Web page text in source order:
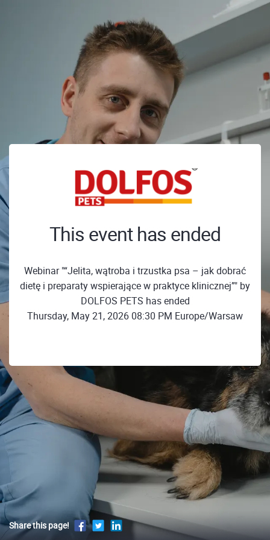
This event has ended
Webinar "“Jelita, wątroba i trzustka psa – jak dobrać
dietę i preparaty wspierające w praktyce klinicznej”" by
DOLFOS PETS has ended
Thursday, May 21, 2026 08:30 PM Europe/Warsaw
Share this page!